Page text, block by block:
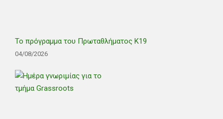
Το πρόγραμμα του Πρωταθλήματος Κ19
04/08/2026